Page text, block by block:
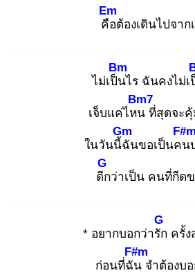
คือ
Em
ต้องเดินไปจาก
ไม่เป็น
Bm
ไร ฉันคงไม่เ
เจ็บแค่ไหน
Bm7
ที่สุดจะคุ้
ในวันนี้ฉั
Gm
นขอเป็นคน
F#m
ดีก
G
ว่าเป็น คนที่กีด
* อยากบอกว่ารัก
G
ครั้ง
ก่อนที่ฉัน
F#m
จำต้องบอ